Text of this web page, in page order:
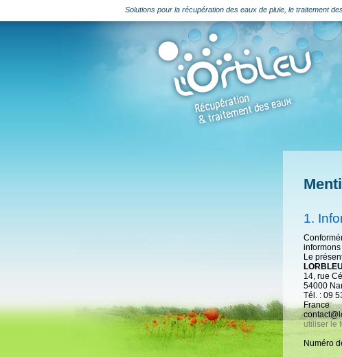
Solutions pour la récupération des eaux de pluie, le traitement
1.
Le
LORBLEU
14, rue
54000
Tél. : 09
France
utiliser le
Numéro